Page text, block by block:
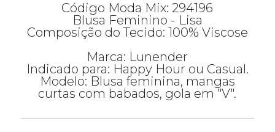
Código Moda Mix: 294196
Blusa Feminino - Lisa
Composição do Tecido: 100% Viscose
Marca: Lunender
Indicado para: Happy Hour ou Casual.
Modelo: Blusa feminina, mangas
curtas com babados, gola em "V".